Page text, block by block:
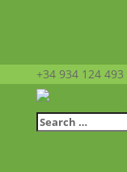
+34 934 124 493